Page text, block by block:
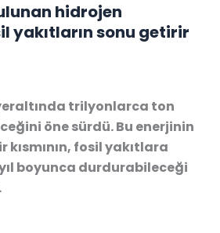
hidrojen
yakıtların sonu getirir
trilyonlarca ton
öne sürdü. Bu enerjinin
kısmının, fosil yakıtlara
yıl boyunca durdurabileceği